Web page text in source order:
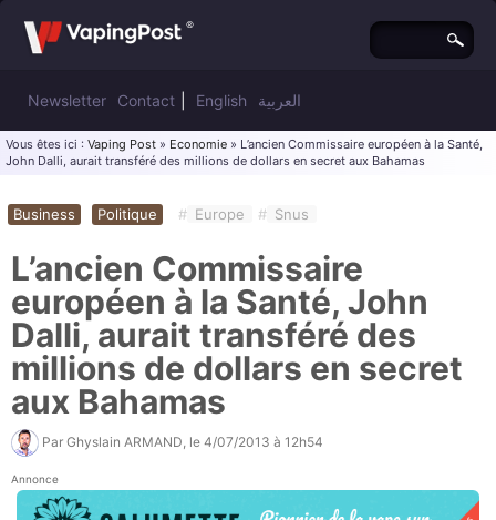
Newsletter Contact English العربية
Vous êtes ici : Vaping Post » Economie » L’ancien Commissaire européen à la Santé,
John Dalli, aurait transféré des millions de dollars en secret aux Bahamas
Business Politique # Europe # Snus
L’ancien Commissaire
européen à la Santé, John
Dalli, aurait transféré des
millions de dollars en secret
aux Bahamas
Par Ghyslain ARMAND , le 4/07/2013 à 12h54
Annonce